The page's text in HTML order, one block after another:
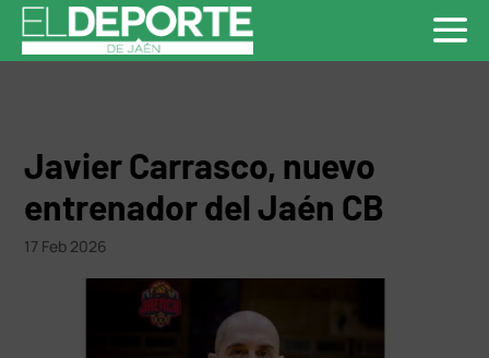
Javier Carrasco, nuevo
entrenador del Jaén CB
17 Feb 2026